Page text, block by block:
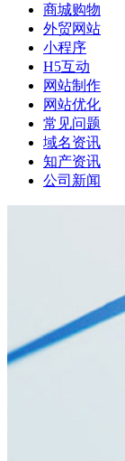
商城购物
外贸网站
小程序
H5互动
网站制作
网站优化
常见问题
域名资讯
知产资讯
公司新闻